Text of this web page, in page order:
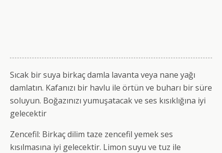
Sıcak bir suya birkaç damla lavanta veya nane yağı
damlatın. Kafanızı bir havlu ile örtün ve buharı bir süre
soluyun. Boğazınızı yumuşatacak ve ses kısıklığına iyi
gelecektir
Zencefil: Birkaç dilim taze zencefil yemek ses
kısılmasına iyi gelecektir. Limon suyu ve tuz ile